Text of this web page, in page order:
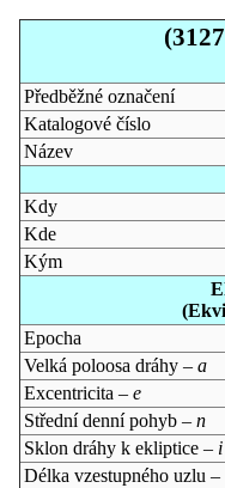
Předběžné označení
Katalogové číslo
Název
Kdy
Kde
Kým
Epocha
Velká poloosa dráhy – a
Excentricita – e
Střední denní pohyb – n
Sklon dráhy k ekliptice – i
Délka vzestupného uzlu –